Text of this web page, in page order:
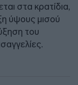
στα κρατίδια,
ύψους μισού
του